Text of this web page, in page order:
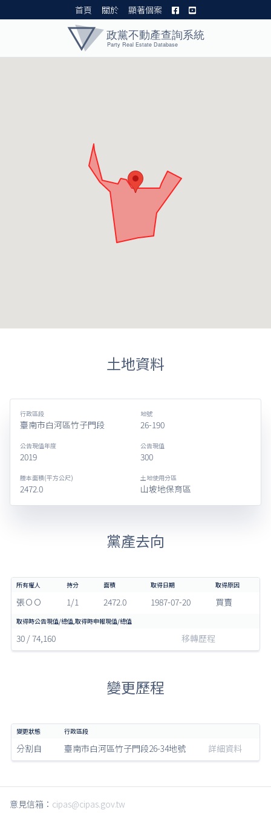
首頁 關於 顯著個案
土地資料
行政區段
臺南市白河區竹子門段
地號
26-190
公告現值年度
2019
公告現值
300
謄本面積(平方公尺)
2472.0
土地使用分區
山坡地保育區
黨產去向
張ＯＯ 1/1 2472.0 1987-07-20 買賣
30 / 74,160 移轉歷程
變更歷程
分割自 臺南市白河區竹子門段26-34地號 詳細資料
意見信箱： cipas@cipas.gov.tw